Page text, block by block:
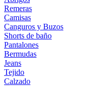
Remeras
Camisas
Canguros y Buzos
Shorts de baño
Pantalones
Bermudas
Jeans
Tejido
Calzado